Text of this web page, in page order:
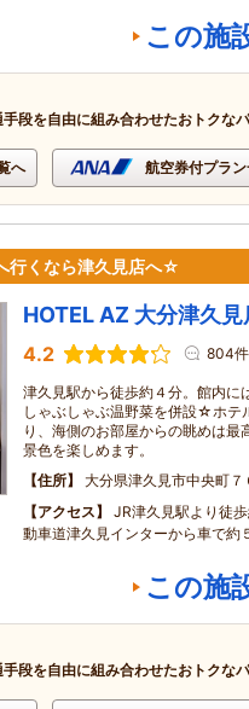
この施
段を自由に組み合わせたおトクな
へ 航空券付プラ
行くなら津久見店へ☆
HOTEL AZ 大分津久見
4.2 804件
津久見駅から徒歩約４分。館内に
しゃぶしゃぶ温野菜を併設☆ホテ
り、海側のお部屋からの眺めは最
景色を楽しめます。
住所
大分県津久見市中央町７
アクセス
JR津久見駅より徒
動車道津久見インターから車で約
この施
段を自由に組み合わせたおトクな